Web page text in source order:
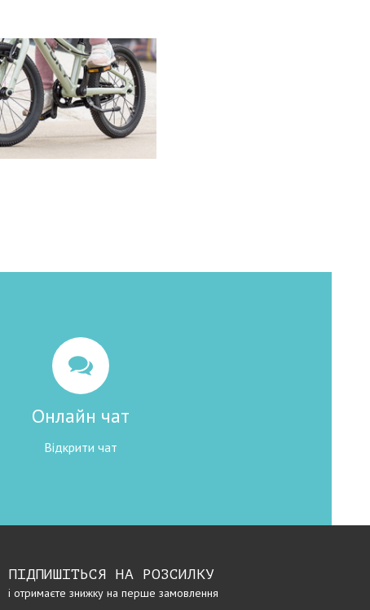
Онлайн чат
Відкрити чат
ПІДПИШІТЬСЯ НА РОЗСИЛКУ
і отримаєте знижку на перше замовлення